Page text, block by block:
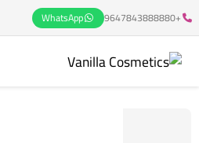
+9647843888880
WhatsApp